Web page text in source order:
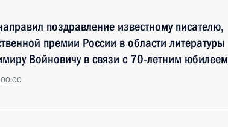
поздравление известному писателю,
премии России в области литературы
Войновичу в связи с 70-летним юбилеем
00:00